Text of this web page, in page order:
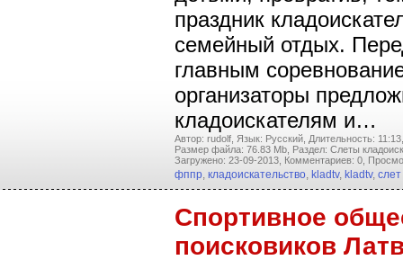
праздник
семейный отдых.
главным
организаторы
кладоискателям и…
Автор: rudolf, Язык: Русский, Длительность: 11:13,
Размер файла: 76.83 Mb, Раздел: Слеты
Загружено: 23-09-2013, Комментариев: 0,
фппр, кладоискательство, kladtv, kladtv, слет
Спортивное
поисковиков